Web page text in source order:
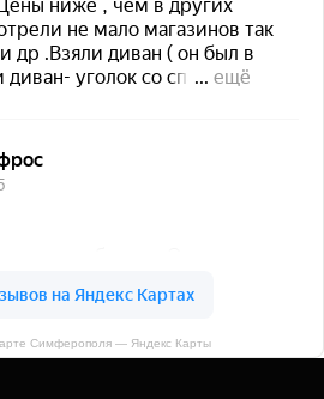
Симферополя — Яндекс Карты